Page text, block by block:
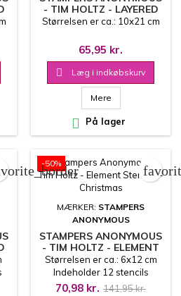
- TIM HOLTZ - LAYERED
STENCIL - TINY
Størrelsen er ca.: 10x21 cm
65,95 kr.
 Læg i indkøbskurv
Mere
 På lager
-50%
MÆRKER: STAMPERS
ANONYMOUS
STAMPERS ANONYMOUS
- TIM HOLTZ - ELEMENT
STENCILS - CHRISTMAS
Størrelsen er ca.: 6x12 cm
Indeholder 12 stencils
70,98 kr. 141,95 kr.